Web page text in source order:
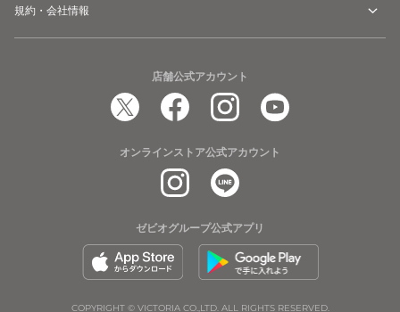
規約・会社情報
店舗公式アカウント
オンラインストア公式アカウント
ゼビオグループ公式アプリ
COPYRIGHT © VICTORIA CO.,LTD. ALL RIGHTS RESERVED.